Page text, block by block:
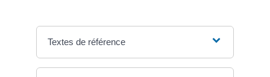
Textes de référence